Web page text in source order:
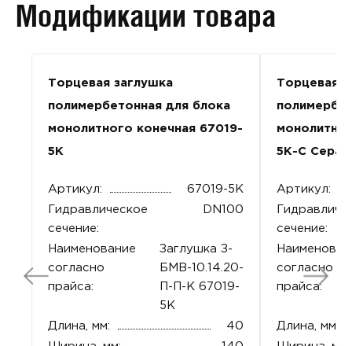
Модификации товара
Торцевая заглушка
полимербетонная для блока
монолитного конечная 67019-
5К
Артикул:
67019-5К
Гидравлическое
сечение:
DN100
Наименование
согласно
прайса:
Заглушка З-
БМВ-10.14.20-
П-П-К 67019-
5К
Длина, мм:
40
Торцевая
5К-С Серая
Артикул:
сечение:
согласно
прайса:
Длина, мм: